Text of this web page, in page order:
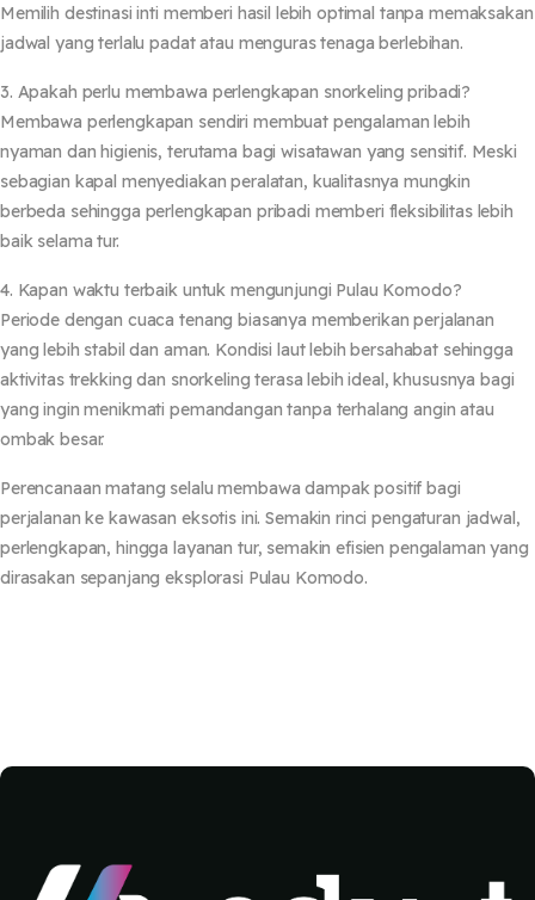
Memilih destinasi inti memberi hasil lebih optimal tanpa memaksakan
jadwal yang terlalu padat atau menguras tenaga berlebihan.
3. Apakah perlu membawa perlengkapan snorkeling pribadi?
Membawa perlengkapan sendiri membuat pengalaman lebih
nyaman dan higienis, terutama bagi wisatawan yang sensitif. Meski
sebagian kapal menyediakan peralatan, kualitasnya mungkin
berbeda sehingga perlengkapan pribadi memberi fleksibilitas lebih
baik selama tur.
4. Kapan waktu terbaik untuk mengunjungi Pulau Komodo?
Periode dengan cuaca tenang biasanya memberikan perjalanan
yang lebih stabil dan aman. Kondisi laut lebih bersahabat sehingga
aktivitas trekking dan snorkeling terasa lebih ideal, khususnya bagi
yang ingin menikmati pemandangan tanpa terhalang angin atau
ombak besar.
Perencanaan matang selalu membawa dampak positif bagi
perjalanan ke kawasan eksotis ini. Semakin rinci pengaturan jadwal,
perlengkapan, hingga layanan tur, semakin efisien pengalaman yang
dirasakan sepanjang eksplorasi Pulau Komodo.
Blocks